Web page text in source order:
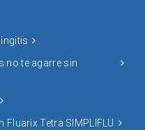
no te agarre sin
Tetra SIMPLIFLU